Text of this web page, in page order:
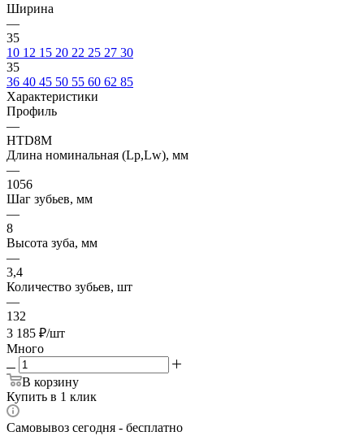
Ширина
—
35
10 12 15 20 22 25 27 30
35
36 40 45 50 55 60 62 85
Характеристики
Профиль
—
HTD8M
Длина номинальная (Lp,Lw), мм
—
1056
Шаг зубьев, мм
—
8
Высота зуба, мм
—
3,4
Количество зубьев, шт
—
132
3 185 ₽/шт
Много
В корзину
Купить в 1 клик
Самовывоз сегодня - бесплатно